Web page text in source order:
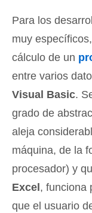
Para los
muy
cálculo de un
entre varios
Visual Basic.
grado de
aleja
máquina, de la
procesador) y
Excel , funciona
que el usuario